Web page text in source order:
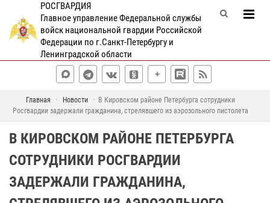
РОСГВАРДИЯ
Главное управление Федеральной службы
войск национальной гвардии Российской
Федерации по г.Санкт-Петербургу и
Ленинградской области
Главная Новости
В Кировском районе Петербурга сотрудники
Росгвардии задержали гражданина, стрелявшего из аэрозольного пистолета
В КИРОВСКОМ РАЙОНЕ ПЕТЕРБУРГА
СОТРУДНИКИ РОСГВАРДИИ
ЗАДЕРЖАЛИ ГРАЖДАНИНА,